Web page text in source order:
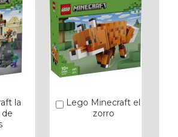
la
Lego Minecraft el
zorro
Añadir